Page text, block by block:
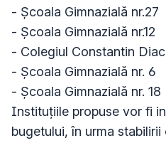
- Școala Gimnazială nr.27
- Școala Gimnazială nr.12
- Colegiul Constantin
- Școala Gimnazială nr. 6
- Școala Gimnazială nr. 18
Instituțiile propuse vor fi
bugetului, în urma